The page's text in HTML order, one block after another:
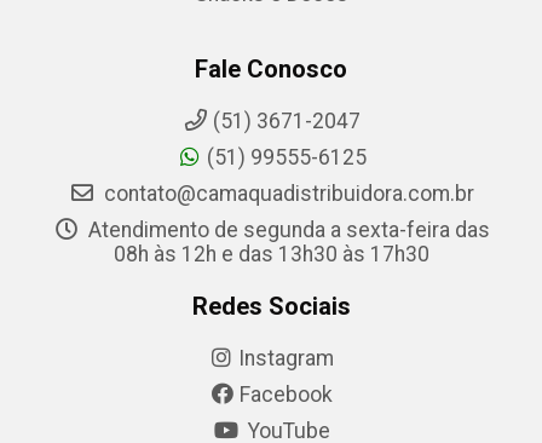
Fale Conosco
(51) 3671-2047
(51) 99555-6125
contato@camaquadistribuidora.com.br
Atendimento de segunda a sexta-feira das
08h às 12h e das 13h30 às 17h30
Redes Sociais
Instagram
Facebook
YouTube